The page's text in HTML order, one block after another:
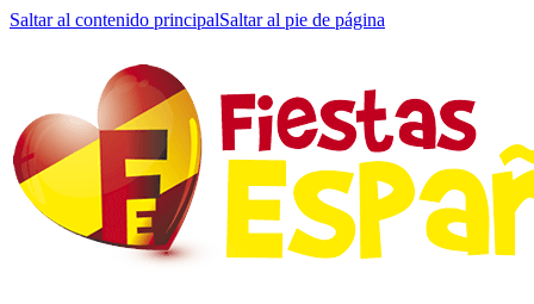
Saltar al contenido principalSaltar al pie de página